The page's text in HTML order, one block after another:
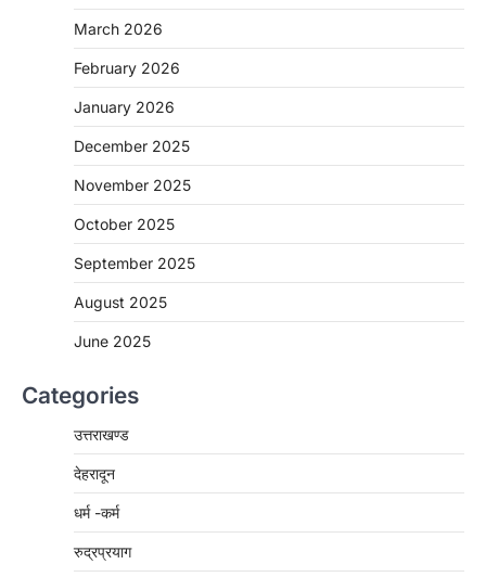
March 2026
February 2026
January 2026
December 2025
November 2025
October 2025
September 2025
August 2025
June 2025
Categories
उत्तराखण्ड
देहरादून
धर्म -कर्म
रुद्रप्रयाग